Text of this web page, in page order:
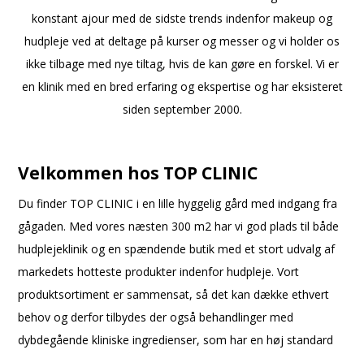
konstant ajour med de sidste trends indenfor makeup og
hudpleje ved at deltage på kurser og messer og vi holder os
ikke tilbage med nye tiltag, hvis de kan gøre en forskel. Vi er
en klinik med en bred erfaring og ekspertise og har eksisteret
siden september 2000.
Velkommen hos TOP CLINIC
Du finder TOP CLINIC i en lille hyggelig gård med indgang fra
gågaden. Med vores næsten 300 m2 har vi god plads til både
hudplejeklinik og en spændende butik med et stort udvalg af
markedets hotteste produkter indenfor hudpleje. Vort
produktsortiment er sammensat, så det kan dække ethvert
behov og derfor tilbydes der også behandlinger med
dybdegående kliniske ingredienser, som har en høj standard